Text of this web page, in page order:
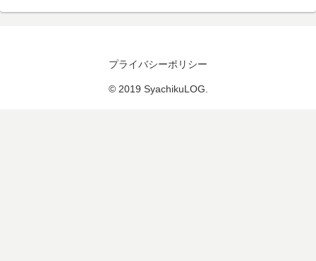
プライバシーポリシー
© 2019 SyachikuLOG.